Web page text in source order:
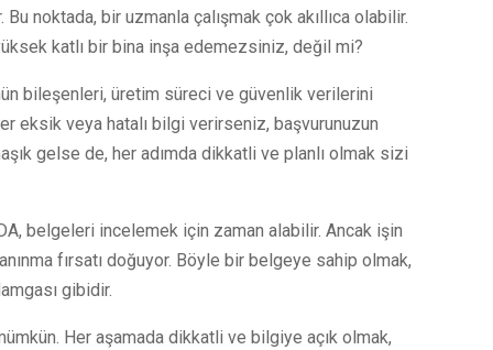
noktada, bir uzmanla çalışmak çok akıllıca olabilir.
katlı bir bina inşa edemezsiniz, değil mi?
bileşenleri, üretim süreci ve güvenlik verilerini
eksik veya hatalı bilgi verirseniz, başvurunuzun
gelse de, her adımda dikkatli ve planlı olmak sizi
belgeleri incelemek için zaman alabilir. Ancak işin
fırsatı doğuyor. Böyle bir belgeye sahip olmak,
gibidir.
Her aşamada dikkatli ve bilgiye açık olmak,